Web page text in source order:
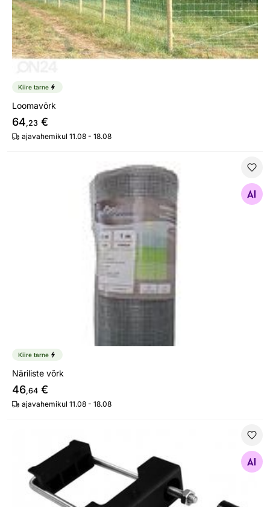
Kiire tarne
Loomavõrk
64,23 €
ajavahemikul 11.08 - 18.08
Kiire tarne
Näriliste võrk
46,64 €
ajavahemikul 11.08 - 18.08
U-klamber aiapostile 4 tk